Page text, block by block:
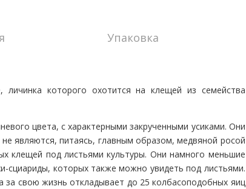
Упаковка
которого охотится на клещей из семейства
цвета, с характерными закрученными усиками. Они
являются, питаясь, главным образом, медвяной росой
клещей под листьями культуры. Они намного меньшие
сциариды, которых также можно увидеть под листьями.
за свою жизнь откладывает до 25 колбасоподобных яиц